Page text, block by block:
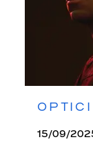
15/09/